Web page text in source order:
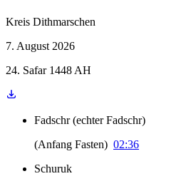
Kreis Dithmarschen
7. August 2026
24. Safar 1448 AH
Fadschr (echter Fadschr)
(Anfang Fasten) 02:36
Schuruk